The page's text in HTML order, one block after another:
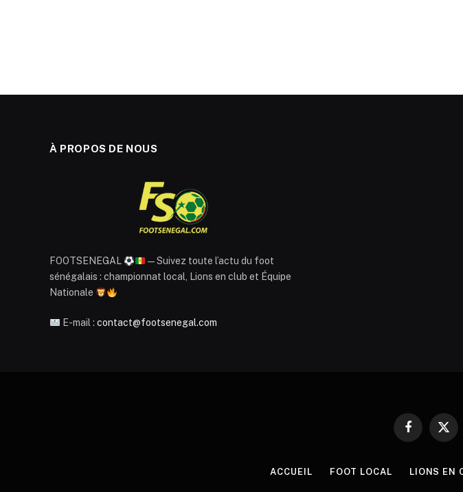
À PROPOS DE NOUS
FOOTSENEGAL
— Suivez toute l’actu du foot
sénégalais : championnat local, Lions en club et Équipe
Nationale
E-mail : contact@footsenegal.com
Facebook
X
ACCUEIL FOOT LOCAL LIONS EN